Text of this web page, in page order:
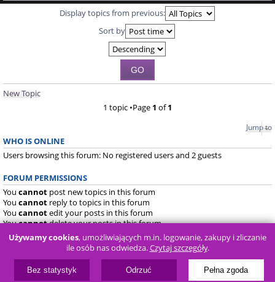
Display topics from previous:
Sort by
New Topic
1 topic •Page 1 of1
Jump to
WHO IS ONLINE
Users browsing this forum: No registered users and 2 guests
FORUM PERMISSIONS
You cannot post new topics in this forum
You cannot reply to topics in this forum
You cannotedit your posts in this forum
Youcannotdelete your posts in this forum
Youcannotpost attachments in this forum
Powered by ® Forum Software © phpBB Limited
Używamy cookies, umożliwiających m.in. logowanie, zakupy i zliczanie
ile osób nas odwiedza.Czytaj szczegóły.
Bez statystyk Odrzuć Pełna zgoda